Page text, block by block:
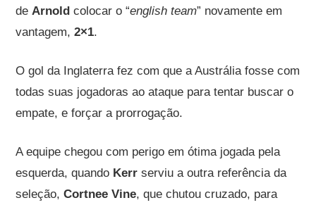
deArnoldcolocar o “english team” novamente em
vantagem,2×1.
O gol da Inglaterra fez com que a Austrália fosse com
todas suas jogadoras ao ataque para tentar buscar o
empate, e forçar a prorrogação.
A equipe chegou com perigo em ótima jogada pela
esquerda, quando Kerrserviu a outra referência da
seleção,Cortnee Vine, que chutou cruzado, para